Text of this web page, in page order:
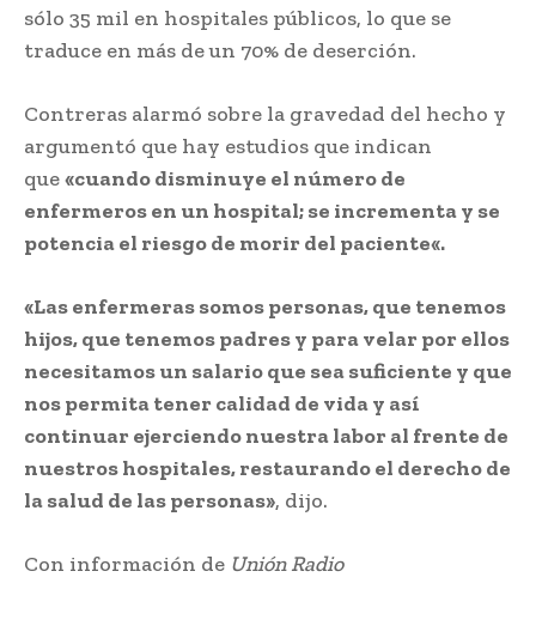
sólo 35 mil en hospitales públicos, lo que se
traduce en más de un 70% de deserción.
Contreras alarmó sobre la gravedad del hecho y
argumentó que hay estudios que indican
que«cuando disminuye el número de
enfermeros en un hospital; se incrementa y se
potencia el riesgo de morir del paciente«.
«Las enfermeras somos personas, que tenemos
hijos, que tenemos padres y para velar por ellos
necesitamos un salario que sea suficiente y que
nos permita tener calidad de vida y así
continuar ejerciendo nuestra labor al frente de
nuestros hospitales, restaurando el derecho de
la salud de las personas», dijo.
Con información de Unión Radio